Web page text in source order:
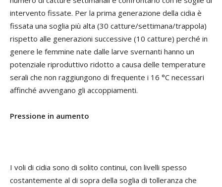
intervento fissate. Per la prima generazione della cidia è
fissata una soglia più alta (30 catture/settimana/trappola)
rispetto alle generazioni successive (10 catture) perché in
genere le femmine nate dalle larve svernanti hanno un
potenziale riproduttivo ridotto a causa delle temperature
serali che non raggiungono di frequente i 16 °C necessari
affinché avvengano gli accoppiamenti.
Pressione in aumento
I voli di cidia sono di solito continui, con livelli spesso
costantemente al di sopra della soglia di tolleranza che